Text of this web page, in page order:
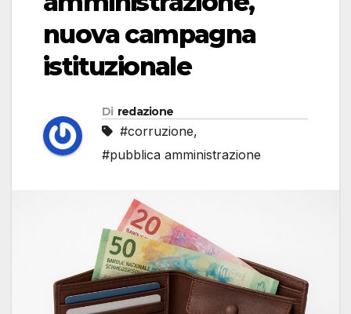
nuova campagna
istituzionale
Di redazione
#corruzione,
#pubblica amministrazione